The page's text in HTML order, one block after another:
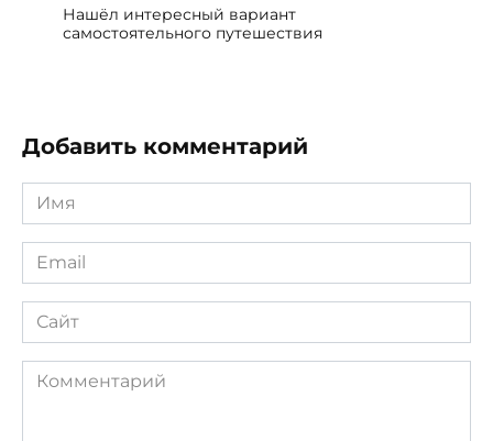
Нашёл интересный вариант
самостоятельного путешествия
Добавить комментарий
Имя
Email
Сайт
Комментарий